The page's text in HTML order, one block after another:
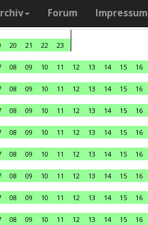
Forum Impressum
20 21 22
23
08 09 10 11 12 13 14 15 16
08 09 10 11 12 13 14 15 16
08 09 10 11 12 13 14 15 16
08 09 10 11 12 13 14 15 16
08 09 10 11 12 13 14 15 16
08 09 10 11 12 13 14 15 16
08 09 10 11 12 13 14 15 16
08 09 10 11 12 13 14 15 16